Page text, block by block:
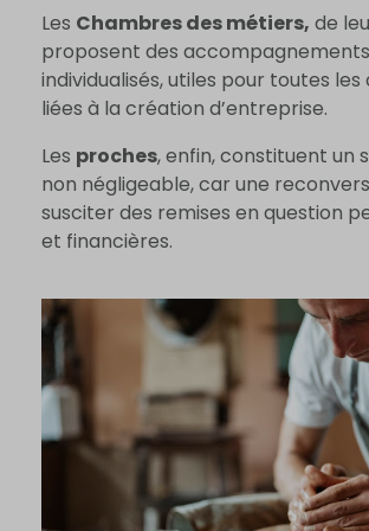
Les Chambres des métiers, de
proposent des accompagnements
individualisés, utiles pour toutes
liées à la création d’entreprise.
Les proches, enfin, constituent un
non négligeable, car une
susciter des remises en question
et financières.